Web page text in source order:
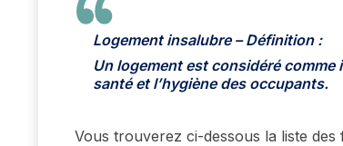
Logement insalubre – Définition :
Un logement est considéré
santé et l’hygiène des occupants.
Vous trouverez ci-dessous la liste des